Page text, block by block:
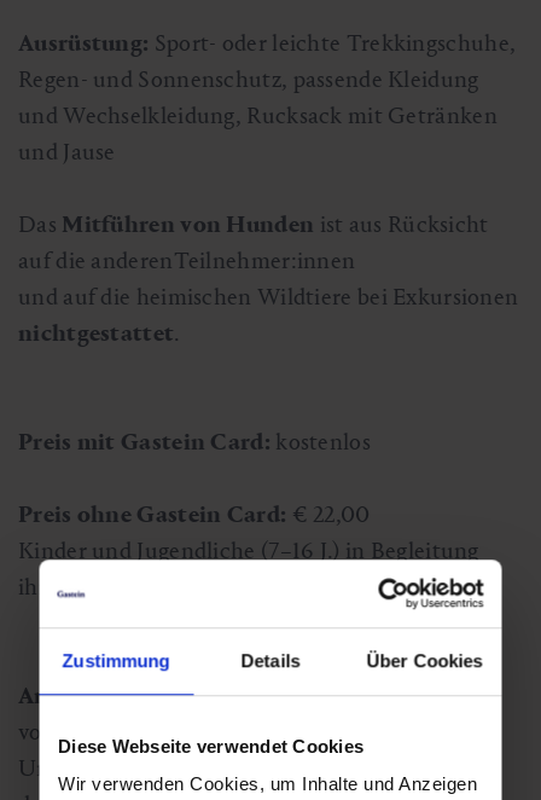
Zustimmung Details Über Cookies
Diese Webseite verwendet Cookies
Wir verwenden Cookies, um Inhalte und Anzeigen
Ausrüstung: Sport- oder leichte Trekkingschuhe,
Regen- und Sonnenschutz, passende Kleidung
und Wechselkleidung, Rucksack mit Getränken
und Jause
Das Mitführen von Hunden ist aus Rücksicht
auf die anderenTeilnehmer:innen
und auf die heimischen Wildtiere bei Exkursionen
nichtgestattet.
Preis mit Gastein Card: kostenlos
Preis ohne Gastein Card: € 22,00
Kinder und Jugendliche (7–16 J.) in Begleitung
ihrer Eltern frei.
Anmeldung:Anmeldung möglich bis 3 Stunden
vor Tourenbeginn unter:
Unser Ranger wartet den Bus ab und startet